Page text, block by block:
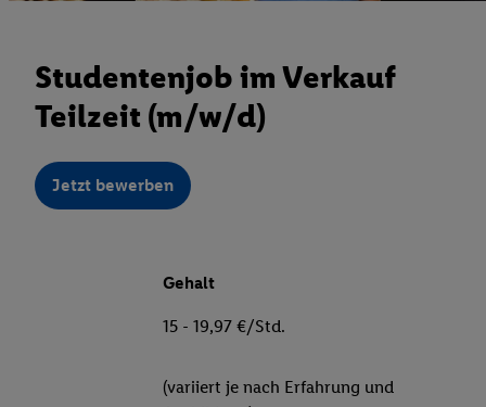
Studentenjob im Verkauf
Teilzeit (m/w/d)
Jetzt bewerben
Gehalt
15 - 19,97 €/Std.
(variiert je nach Erfahrung und